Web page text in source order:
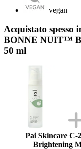
vegan
Acquistato spesso
BONNE NUIT™
50 ml
Pai Skincare C-
Brightening